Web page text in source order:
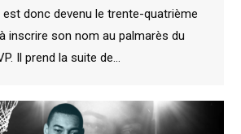
donc devenu le trente-quatrième
inscrire son nom au palmarès du
Il prend la suite de…